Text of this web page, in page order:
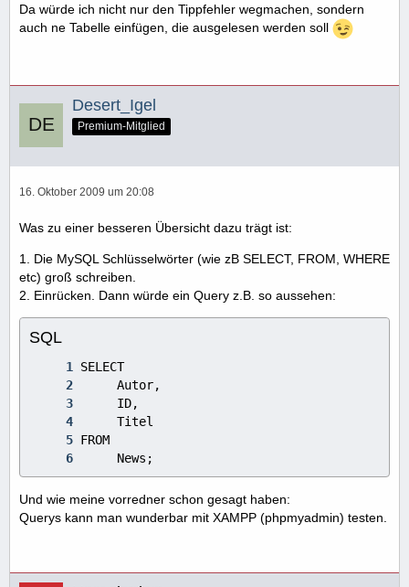
Da würde ich nicht nur den Tippfehler wegmachen, sondern
auch ne Tabelle einfügen, die ausgelesen werden soll
Desert_Igel
Premium-Mitglied
16. Oktober 2009 um 20:08
Was zu einer besseren Übersicht dazu trägt ist:
1. Die MySQL Schlüsselwörter (wie zB SELECT, FROM, WHERE
etc) groß schreiben.
2. Einrücken. Dann würde ein Query z.B. so aussehen:
SQL
     News;
Und wie meine vorredner schon gesagt haben:
Querys kann man wunderbar mit XAMPP (phpmyadmin) testen.